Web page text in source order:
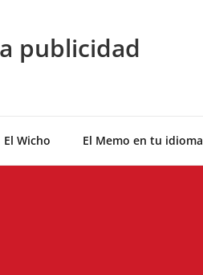
publicidad
El Wicho El Memo en tu idioma